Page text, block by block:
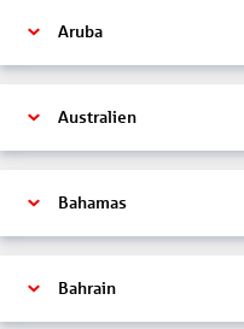
Aruba
Australien
Bahamas
Bahrain